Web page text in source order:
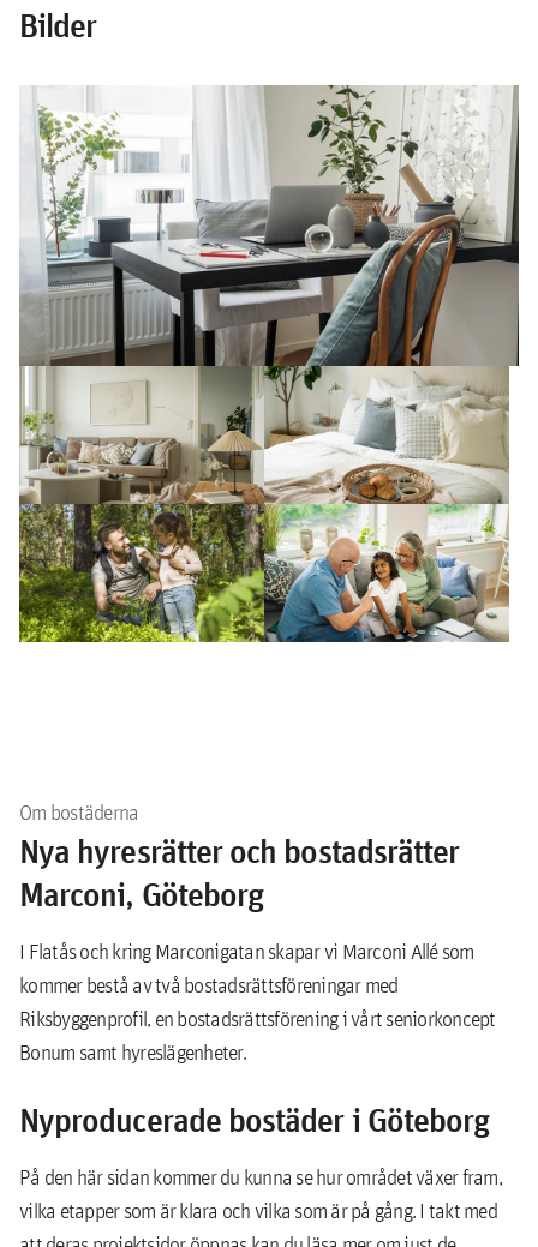
Bilder
Om bostäderna
Nya hyresrätter och bostadsrätter
Marconi, Göteborg
I Flatås och kring Marconigatan skapar vi Marconi Allé som
kommer bestå av två bostadsrättsföreningar med
Riksbyggenprofil, en bostadsrättsförening i vårt seniorkoncept
Bonum samt hyreslägenheter.
Nyproducerade bostäder i Göteborg
På den här sidan kommer du kunna se hur området växer fram,
vilka etapper som är klara och vilka som är på gång. I takt med